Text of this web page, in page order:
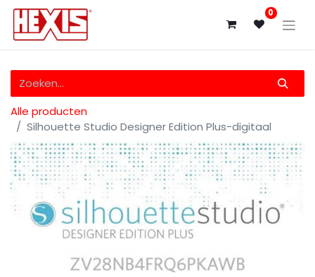
0
Alle producten
Silhouette Studio Designer Edition Plus-digitaal